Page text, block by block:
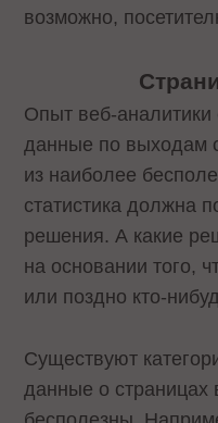
возможно,
Опыт веб-аналитики
данные по выходам
из наиболее
статистика должна
решения. А какие
на основании того,
или поздно кто-
Существуют
данные о страницах